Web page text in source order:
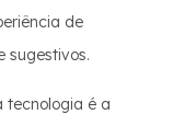
de
sugestivos.
tecnologia é a